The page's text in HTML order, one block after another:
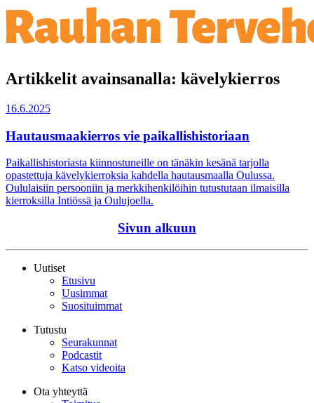
Artikkelit avainsanalla: kävelykierros
16.6.2025
Hautausmaakierros vie paikallishistoriaan
Paikallishistoriasta kiinnostuneille on tänäkin kesänä tarjolla
opastettuja kävelykierroksia kahdella hautausmaalla Oulussa.
Oululaisiin persooniin ja merkkihenkilöihin tutustutaan ilmaisilla
kierroksilla Intiössä ja Oulujoella.
Sivun alkuun
Uutiset
Etusivu
Uusimmat
Suosituimmat
Tutustu
Seurakunnat
Podcastit
Katso videoita
Ota yhteyttä